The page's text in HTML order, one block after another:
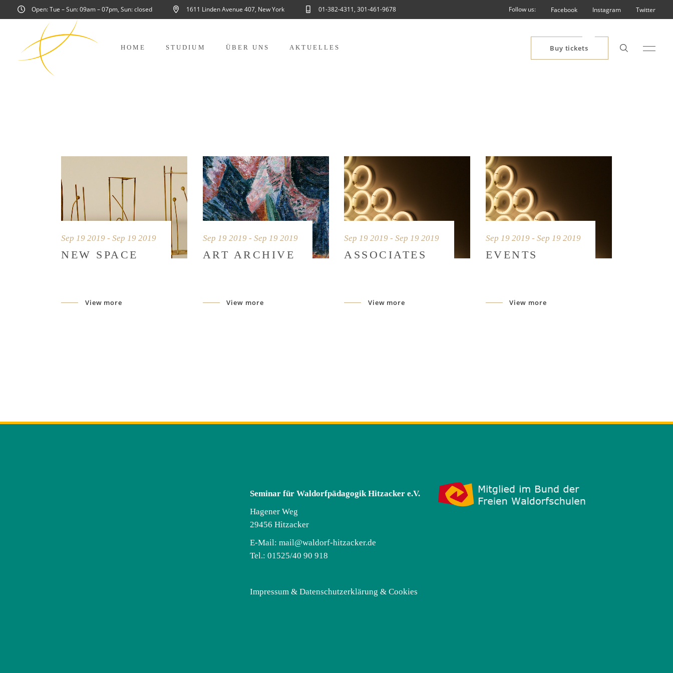
Open: Tue – Sun: 09am – 07pm, Sun: closed 1611 Linden Avenue 407, New York 01-382-4311, 301-461-9678 Follow us: Facebook Instagram Twitter
HOME STUDIUM ÜBER UNS AKTUELLES Buy tickets
Sep 19 2019 - Sep 19 2019
NEW SPACE
View more
Sep 19 2019 - Sep 19 2019
ART ARCHIVE
View more
Sep 19 2019 - Sep 19 2019
ASSOCIATES
View more
Sep 19 2019 - Sep 19 2019
EVENTS
View more
Seminar für Waldorfpädagogik Hitzacker e.V.
Hagener Weg
29456 Hitzacker
E-Mail: mail@waldorf-hitzacker.de
Tel.: 01525/40 90 918
Impressum & Datenschutzerklärung & Cookies